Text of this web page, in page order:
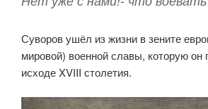
Суворов ушёл из жизни в зените
мировой) военной славы, которую он
исходе XVIII столетия.